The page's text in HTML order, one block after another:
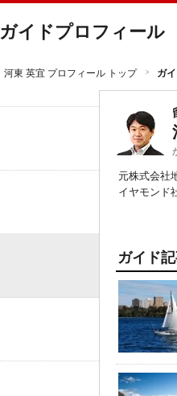
ガイドプロフィール
河東 英宜 プロフィール トップ ガ
元株式会社
イヤモンド
ガイド